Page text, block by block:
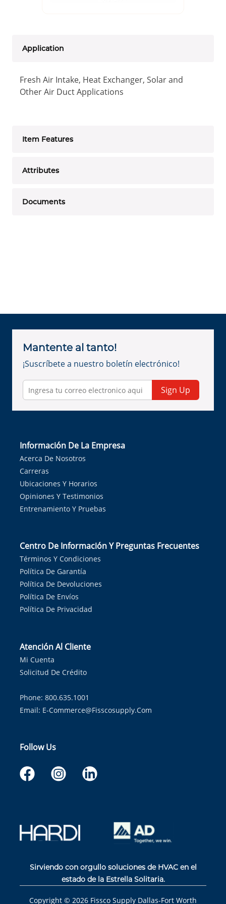
Application
Fresh Air Intake, Heat Exchanger, Solar and
Other Air Duct Applications
Item Features
Attributes
Documents
Mantente al tanto!
¡Suscríbete a nuestro boletín electrónico!
Sign Up
Información De La Empresa
Acerca De Nosotros
Carreras
Ubicaciones Y Horarios
Opiniones Y Testimonios
Entrenamiento Y Pruebas
Centro De Información Y Preguntas Frecuentes
Términos Y Condiciones
Política De Garantía
Política De Devoluciones
Política De Envíos
Política De Privacidad
Atención Al Cliente
Mi Cuenta
Solicitud De Crédito
Phone: 800.635.1001
Email: E-Commerce@fisscosupply.com
Follow Us
Sirviendo con orgullo soluciones de HVAC en el
estado de la Estrella Solitaria.
Copyright © 2026 Fissco Supply Dallas-Fort Worth